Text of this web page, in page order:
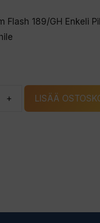
Flash 189/GH Enkeli
+ LISÄÄ